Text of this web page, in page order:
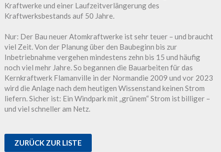
Kraftwerke und einer Laufzeitverlängerung des
Kraftwerksbestands auf 50 Jahre.
Nur: Der Bau neuer Atomkraftwerke ist sehr teuer – und braucht
viel Zeit. Von der Planung über den Baubeginn bis zur
Inbetriebnahme vergehen mindestens zehn bis 15 und häufig
noch viel mehr Jahre. So begannen die Bauarbeiten für das
Kernkraftwerk Flamanville in der Normandie 2009 und vor 2023
wird die Anlage nach dem heutigen Wissenstand keinen Strom
liefern. Sicher ist: Ein Windpark mit „grünem“ Strom ist billiger –
und viel schneller am Netz.
ZURÜCK ZUR LISTE